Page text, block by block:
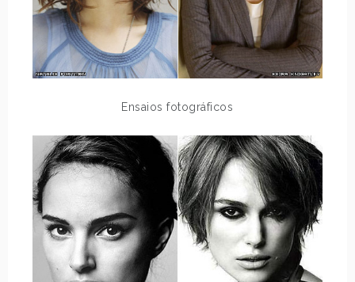
Ensaios fotográficos